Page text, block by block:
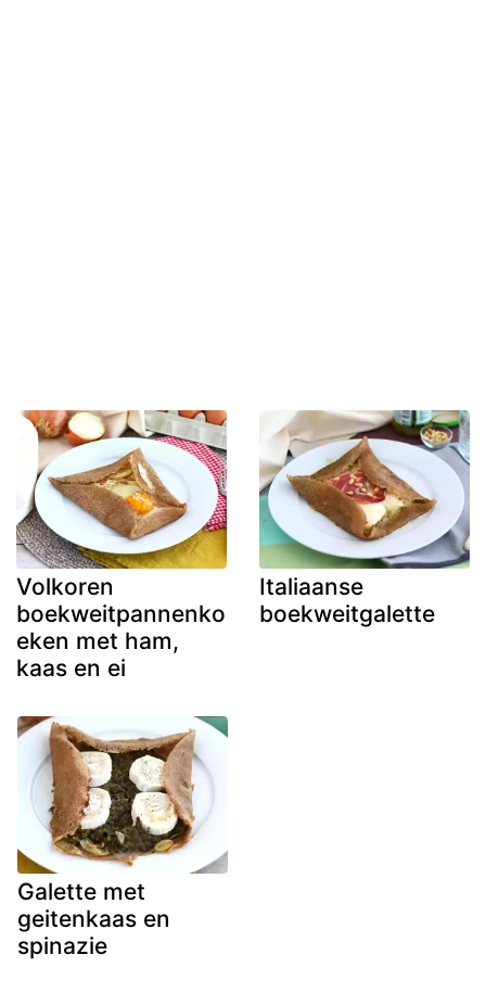
Volkoren
boekweitpannenko
eken met ham,
kaas en ei
Italiaanse
boekweitgalette
Galette met
geitenkaas en
spinazie